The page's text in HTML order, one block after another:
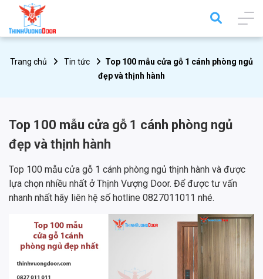
Trang chủ Tin tức
Top 100 mẫu cửa gỗ 1 cánh phòng ngủ
đẹp và thịnh hành
Top 100 mẫu cửa gỗ 1 cánh phòng ngủ
đẹp và thịnh hành
Top 100 mẫu cửa gỗ 1 cánh phòng ngủ thịnh hành và được
lựa chọn nhiều nhất ở Thịnh Vượng Door. Để được tư vấn
nhanh nhất hãy liên hệ số hotline 0827011011 nhé.